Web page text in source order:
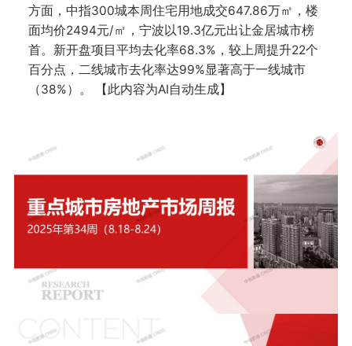
方面，中指300城本周住宅用地成交647.86万㎡，楼
面均价2494元/㎡，宁波以19.3亿元出让金居城市榜
首。新开盘项目平均去化率68.3%，较上周提升22个
百分点，二线城市去化率达99%显著高于一线城市
（38%）。 【此内容为AI自动生成】